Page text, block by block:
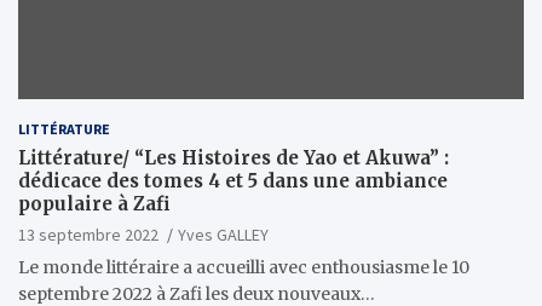
LITTÉRATURE
Littérature/ “Les Histoires de Yao et Akuwa” :
dédicace des tomes 4 et 5 dans une ambiance
populaire à Zafi
13 septembre 2022
Yves GALLEY
Le monde littéraire a accueilli avec enthousiasme le 10
septembre 2022 à Zafi les deux nouveaux…